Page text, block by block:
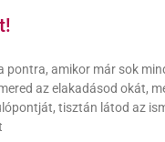
pontra, amikor már sok
az elakadásod okát,
tisztán látod az